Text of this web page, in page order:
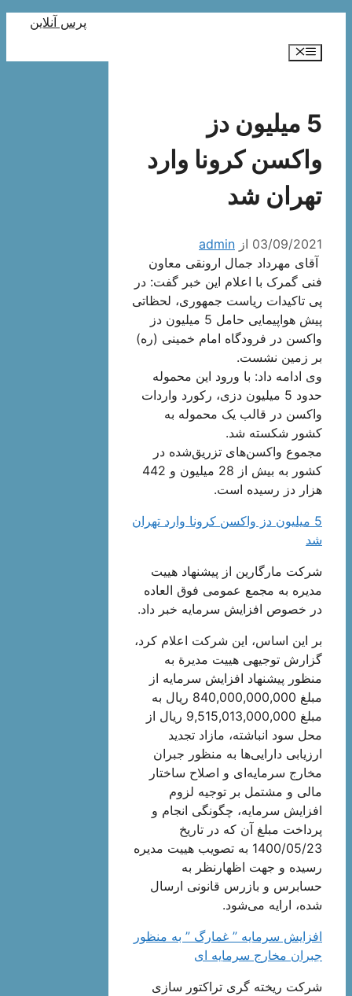
پرس آنلاین
فهرست
5 میلیون دز
واکسن کرونا وارد
تهران شد
03/09/2021 از admin
آقای مهرداد جمال ارونقی معاون
فنی گمرک با اعلام این خبر گفت: در
پی تاکیدات ریاست جمهوری، لحظاتی
پیش هواپیمایی حامل 5 میلیون دز
واکسن در فرودگاه امام خمینی (ره)
بر زمین نشست.
وی ادامه داد: با ورود این محموله
حدود 5 میلیون دزی، رکورد واردات
واکسن در قالب یک محموله به
کشور شکسته شد.
مجموع واکسن‌های تزریق‌شده در
کشور به بیش از 28 میلیون و 442
هزار دز رسیده است.
5 میلیون دز واکسن کرونا وارد تهران
شد
شرکت مارگارین از پیشنهاد هیيت
مدیره به مجمع عمومی فوق العاده
در خصوص افزایش سرمایه خبر داد.
بر این اساس، این شرکت اعلام کرد،
گزارش توجیهی هیيت مدیرة به
منظور پیشنهاد افزایش سرمایه از
مبلغ 840,000,000,000 ریال به
مبلغ 9,515,013,000,000 ریال از
محل سود انباشته، مازاد تجدید
ارزیابی دارایی‌ها به منظور جبران
مخارج سرمایه‌ای و اصلاح ساختار
مالی و مشتمل بر توجیه لزوم
افزایش سرمایه، چگونگی انجام و
پرداخت مبلغ آن که در تاریخ
1400/05/23 به تصویب هیيت مدیره
رسیده و جهت اظهارنظر به
حسابرس و بازرس قانونی ارسال
شده، ارايه می‌شود.
افزایش سرمایه ” غمارگ ” به منظور
جبران مخارج سرمایه ای
شرکت ریخته گری تراکتور سازی